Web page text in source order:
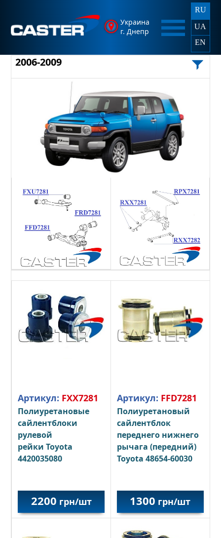
Украина
г. Днепр
RU
UA
EN
2006-2009
Артикул: FXX7281
Полиуретановые
сайлентблоки
рулевой
рейкиToyota
4420035080
2200 грн/шт
Артикул: FFD7281
Полиуретановый
сайлентблок
переднего нижнего
рычага (передний)
Toyota 48654-60030
1300 грн/шт